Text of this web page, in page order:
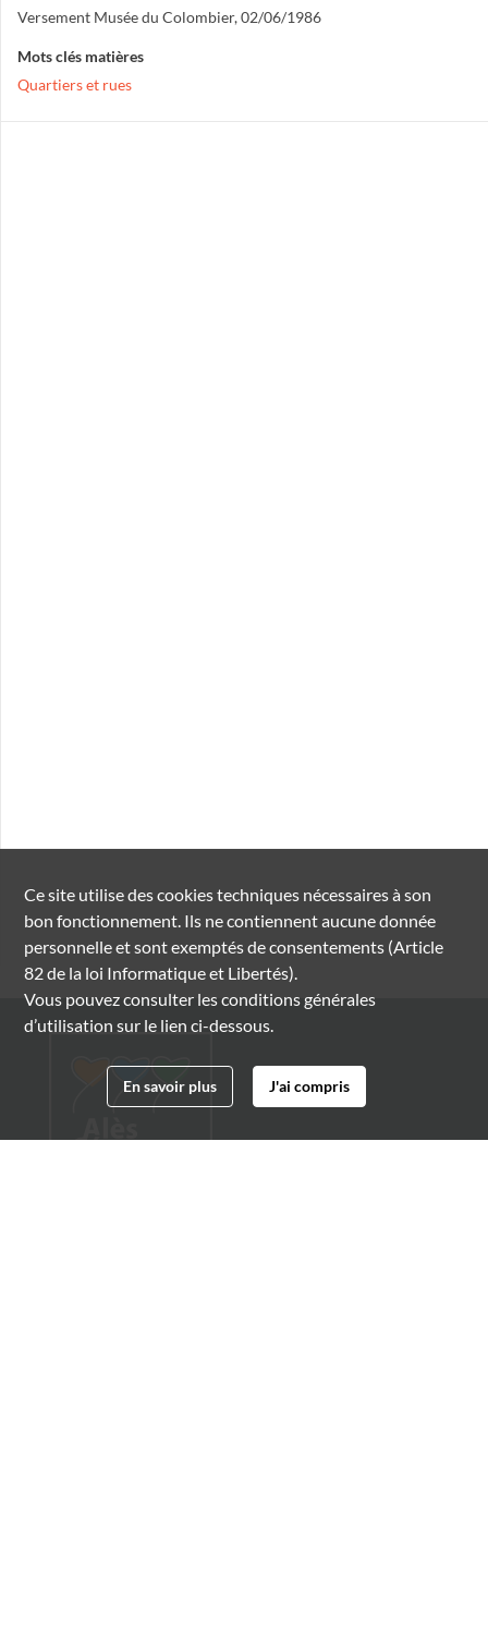
Versement Musée du Colombier, 02/06/1986
Mots clés matières
Quartiers et rues
Ce site utilise descookiestechniques nécessaires à son
bon fonctionnement. Ils ne contiennent aucune donnée
personnelle et sont exemptés de consentements (Article
82 de la loi Informatique et Libertés).
Vous pouvez consulter les conditions générales
d’utilisation sur le lien ci-dessous.
En savoir plus J'ai compris